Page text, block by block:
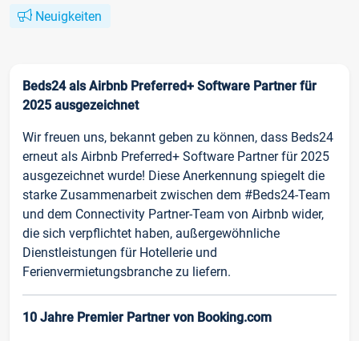
Neuigkeiten
Beds24 als Airbnb Preferred+ Software Partner für
2025 ausgezeichnet
Wir freuen uns, bekannt geben zu können, dass Beds24
erneut als Airbnb Preferred+ Software Partner für 2025
ausgezeichnet wurde! Diese Anerkennung spiegelt die
starke Zusammenarbeit zwischen dem #Beds24-Team
und dem Connectivity Partner-Team von Airbnb wider,
die sich verpflichtet haben, außergewöhnliche
Dienstleistungen für Hotellerie und
Ferienvermietungsbranche zu liefern.
10 Jahre Premier Partner von Booking.com